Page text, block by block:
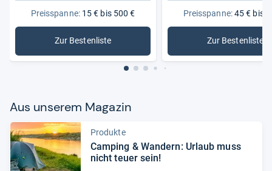
Preisspanne:15 € bis 500 €
Zur Bestenliste: Wanderschuhe
Preisspanne:45 € bis
Zur Bestenliste
: Damen-
Aus unse­rem Maga­zin
Produkte
Cam­ping & Wan­dern: Urlaub muss
nicht teuer sein!